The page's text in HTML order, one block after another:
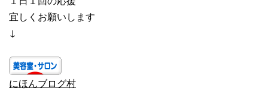
宜しくお願いします
↓
にほんブログ村